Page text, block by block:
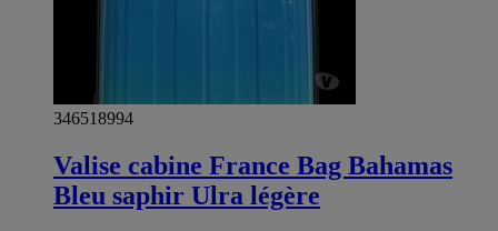
346518994
Valise cabine France Bag Bahamas
Bleu saphir Ulra légère